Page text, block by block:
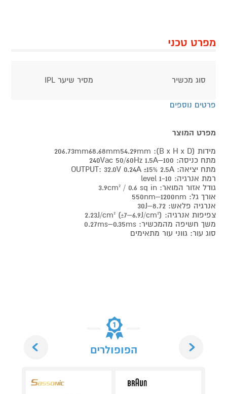
מפרט טכני
סוג מכשיר מסיר שיער IPL
פרטים נוספים
מפרט המוצר
מידות (B x H x D): 206.73mm68.68mm54.29mm
מתח כניסה: 100–240Vac 50/60Hz 1.5A
מתח יציאה: OUTPUT: 32.0V 0.24A ±15% 2.5A
רמת אנרגיה: 1-10 level
גודל אזור המואר: 3.9cm² / 0.6 sq in
אורך גל: 550nm–1200nm
אנרגיה פלאש: 8.72–30J
צפיפות אנרגיה: 2.23J/cm² (±7–6.9J/cm²)
משך חשיפה מהמכשיר: 0.27ms–0.35ms
סוג עור: גווני עור מתאימים
הפופולרים